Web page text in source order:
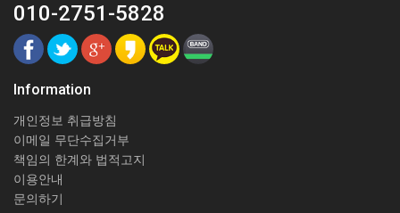
010-2751-5828
Information
개인정보 취급방침
이메일 무단수집거부
책임의 한계와 법적고지
이용안내
문의하기